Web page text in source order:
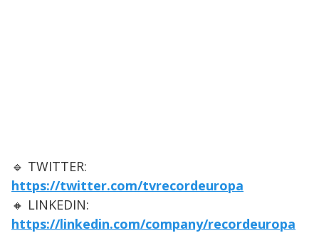
🔹 TWITTER:
https://twitter.com/tvrecordeuropa
🔸 LINKEDIN:
https://linkedin.com/company/recordeuropa